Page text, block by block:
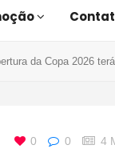
da Copa 2026
0 0 4